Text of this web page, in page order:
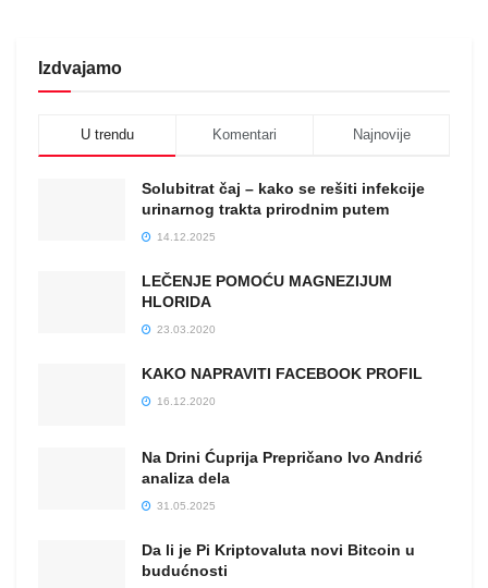
Izdvajamo
U trendu Komentari Najnovije
Solubitrat čaj – kako se rešiti infekcije
urinarnog trakta prirodnim putem
14.12.2025
LEČENJE POMOĆU MAGNEZIJUM
HLORIDA
23.03.2020
KAKO NAPRAVITI FACEBOOK PROFIL
16.12.2020
Na Drini Ćuprija Prepričano Ivo Andrić
analiza dela
31.05.2025
Da li je Pi Kriptovaluta novi Bitcoin u
budućnosti